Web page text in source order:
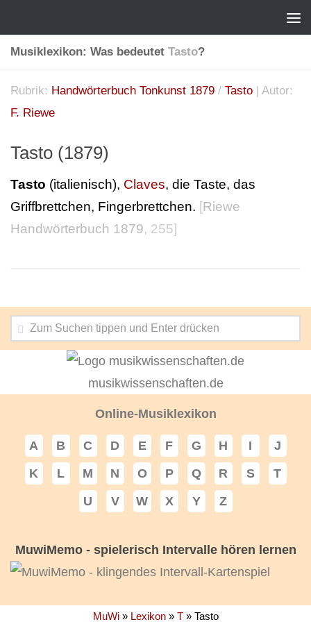
Musiklexikon: Was bedeutet Tasto?
Rubrik: Handwörterbuch Tonkunst 1879 / Tasto | Autor:
F. Riewe
Tasto (1879)
Tasto (italienisch), Claves, die Taste, das
Griffbrettchen, Fingerbrettchen. [Riewe
Handwörterbuch 1879, 255]
musikwissenschaften.de
Online-Musiklexikon
A B C D E F G H I
J
K
L M N O P Q R S
T
U
V W X Y Z
MuwiMemo - spielerisch Intervalle hören lernen
MuWi» Lexikon» T» Tasto